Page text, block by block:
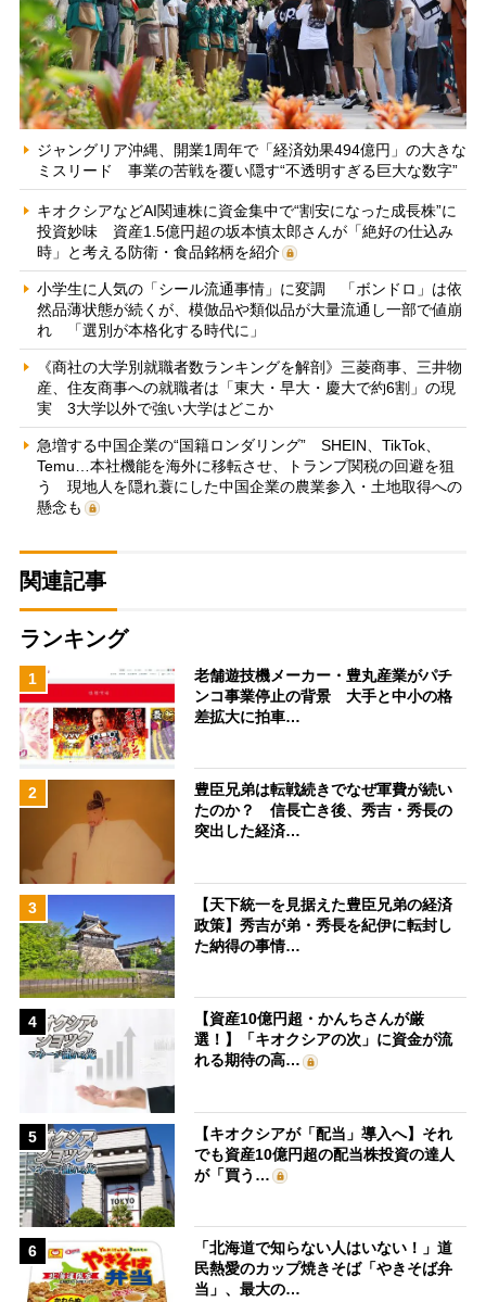
ジャングリア沖縄、開業1周年で「経済効果494億円」の大きな
ミスリード 事業の苦戦を覆い隠す“不透明すぎる巨大な数字”
キオクシアなどAI関連株に資金集中で“割安になった成長株”に
投資妙味 資産1.5億円超の坂本慎太郎さんが「絶好の仕込み
時」と考える防衛・食品銘柄を紹介
小学生に人気の「シール流通事情」に変調 「ボンドロ」は依
然品薄状態が続くが、模倣品や類似品が大量流通し一部で値崩
れ 「選別が本格化する時代に」
《商社の大学別就職者数ランキングを解剖》三菱商事、三井物
産、住友商事への就職者は「東大・早大・慶大で約6割」の現
実 3大学以外で強い大学はどこか
急増する中国企業の“国籍ロンダリング” SHEIN、TikTok、
Temu…本社機能を海外に移転させ、トランプ関税の回避を狙
う 現地人を隠れ蓑にした中国企業の農業参入・土地取得への
懸念も
関連記事
ランキング
1
老舗遊技機メーカー・豊丸産業がパチ
ンコ事業停止の背景 大手と中小の格
差拡大に拍車…
2
豊臣兄弟は転戦続きでなぜ軍費が続い
たのか？ 信長亡き後、秀吉・秀長の
突出した経済…
3
【天下統一を見据えた豊臣兄弟の経済
政策】秀吉が弟・秀長を紀伊に転封し
た納得の事情…
4
【資産10億円超・かんちさんが厳
選！】「キオクシアの次」に資金が流
れる期待の高…
5
【キオクシアが「配当」導入へ】それ
でも資産10億円超の配当株投資の達人
が「買う…
6
「北海道で知らない人はいない！」道
民熱愛のカップ焼きそば「やきそば弁
当」、最大の…